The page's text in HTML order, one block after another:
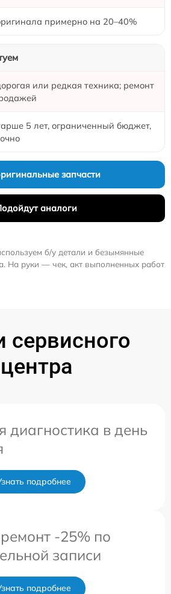
примерно на 20–40%
или редкая техника; ремонт
5 лет, ограниченный бюджет,
запчасти
аналоги
б/у детали и безымянные
На руки — чек, акт выполненных работ
сервисного
центра
диагностика в день
подробнее
-25% по
записи
подробнее